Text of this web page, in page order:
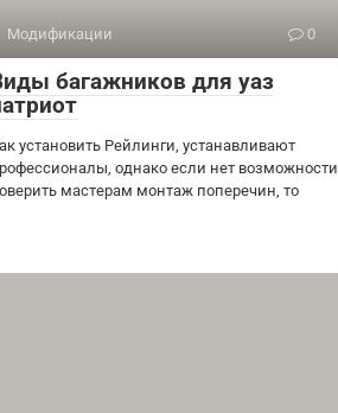
Модификации 0
багажников для уаз
установить Рейлинги, устанавливают
однако если нет возможности
мастерам монтаж поперечин, то